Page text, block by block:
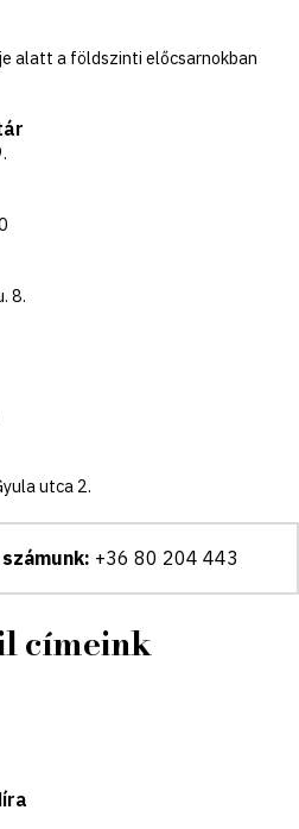
alatt a földszinti előcsarnokban
8.
utca 2.
+36 80 204 443
címeink